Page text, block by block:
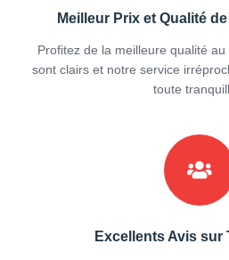
Meilleur Prix et Qualité
Profitez de la meilleure qualité
sont clairs et notre service
toute
Excellents Avis sur